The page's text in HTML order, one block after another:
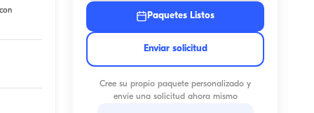
Paquetes Listos
Enviar solicitud
Cree su propio paquete personalizado y
envíe una solicitud ahora mismo